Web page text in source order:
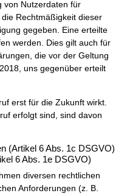
von Nutzerdaten für
Rechtmäßigkeit dieser
gegeben. Eine erteilte
werden. Dies gilt auch für
die vor der Geltung
uns gegenüber erteilt
erst für die Zukunft wirkt.
erfolgt sind, sind davon
(Artikel 6 Abs. 1c DSGVO)
6 Abs. 1e DSGVO)
diversen rechtlichen
Anforderungen (z. B.